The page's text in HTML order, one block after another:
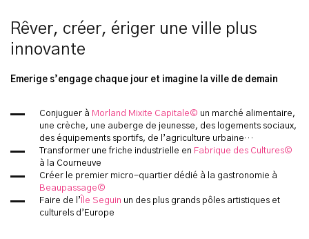
Rêver, créer, ériger une ville plus
innovante
Emerige s’engage chaque jour et imagine la ville de demain
Conjuguer à Morland Mixite Capitale© un marché alimentaire,
une crèche, une auberge de jeunesse, des logements sociaux,
des équipements sportifs, de l’agriculture urbaine…
Transformer une friche industrielle en Fabrique des Cultures©
à la Courneuve
Créer le premier micro-quartier dédié à la gastronomie à
Beaupassage©
Faire de l’ Île Seguin un des plus grands pôles artistiques et
culturels d’Europe